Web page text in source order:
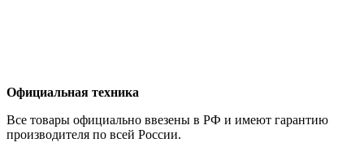
Официальная техника
Все товары официально ввезены в РФ и имеют гарантию
производителя по всей России.